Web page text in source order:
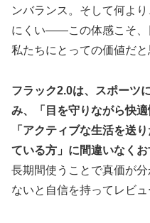
ンバランス。そして何よ
にくい――この体感こそ、
私たちにとっての価値だと
フラック2.0は、スポーツ
み、「目を守りながら快
「アクティブな生活を送
ている方」に間違いなくお
長期間使うことで真価が
ないと自信を持ってレビュ